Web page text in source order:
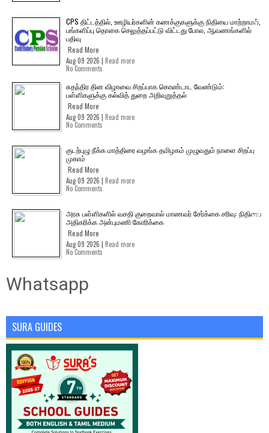
CPS திட்டத்தில், ஊழியர்களின் கணக்குகளுக்கு நிதியை மாற்றாமல்,
பங்களிப்பு தொகை செலுத்தப்பட்டு விட்டது போல, ஆவணங்களில்
பதிவு
Read More
Aug 09 2026 | Read more
No Comments
சுதந்திர தின விழாவை சிறப்பாக கொண்டாட வேண்டும்:
பள்ளிகளுக்கு கல்வித் துறை அறிவுறுத்தல்
Read More
Aug 09 2026 | Read more
No Comments
குடற்புழு நீக்க மாத்திரை வழங்க தமிழகம் முழுவதும் நாளை சிறப்பு
முகாம்
Read More
Aug 09 2026 | Read more
No Comments
அரசு பள்ளிகளில் வசதி குறைவால் மாணவர் சேர்க்கை சரிவு: நிதியை
அதிகரிக்க அன்புமணி கோரிக்கை
Read More
Aug 09 2026 | Read more
No Comments
Whatsapp
SURA GUIDES